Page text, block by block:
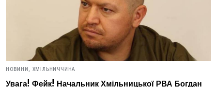
НОВИНИ, ХМІЛЬНИЧЧИНА
Увага! Фейк! Начальник Хмільницької РВА Богдан